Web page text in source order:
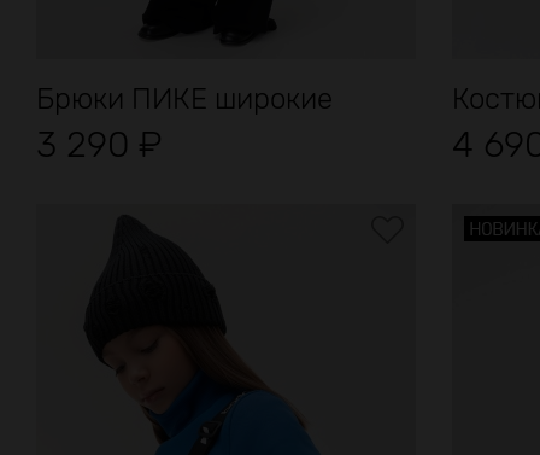
Брюки ПИКЕ широкие
3 290 ₽ 4